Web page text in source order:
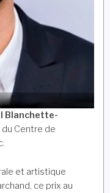
Blanchette-
du Centre de
et artistique
ce prix au